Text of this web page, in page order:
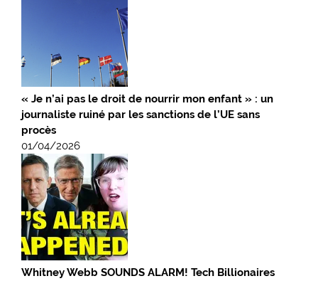
« Je n’ai pas le droit de nourrir mon enfant » : un
journaliste ruiné par les sanctions de l’UE sans
procès
01/04/2026
Whitney Webb SOUNDS ALARM! Tech Billionaires